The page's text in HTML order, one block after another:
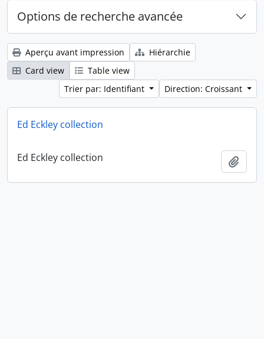
Options de recherche avancée
Aperçu avant impression
Hiérarchie
Card view
Table view
Trier par: Identifiant
Direction: Croissant
Ed Eckley collection
Ed Eckley collection